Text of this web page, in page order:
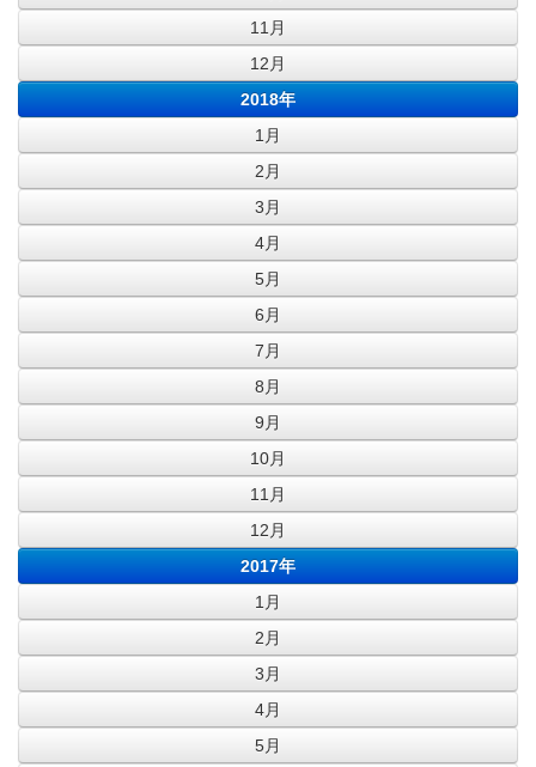
11月
12月
2018年
1月
2月
3月
4月
5月
6月
7月
8月
9月
10月
11月
12月
2017年
1月
2月
3月
4月
5月